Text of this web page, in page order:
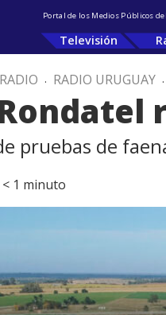
Portal de los Medios Públicos
Televisión
RADIO . RADIO URUGUAY .
pruebas de
< 1 minuto